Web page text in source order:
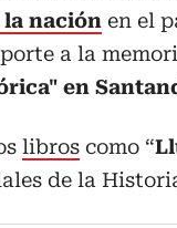
nación en el
a la
en
libros como “
de la